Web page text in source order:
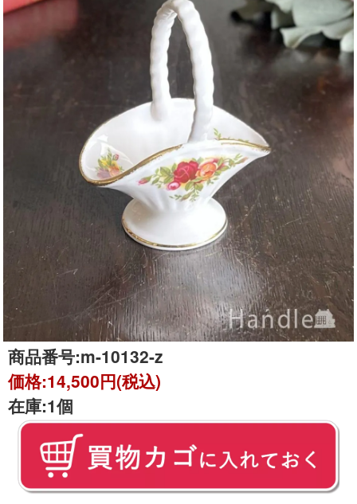
商品番号:m-10132-z
価格:14,500円(税込)
在庫:1個